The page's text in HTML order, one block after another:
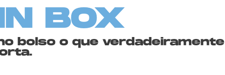
BOX
bolso o que verdadeiramente